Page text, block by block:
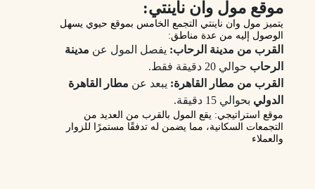
موقع مول وان ناينتي:
يتميز مول وان ناينتي التجمع الخامس بموقع حيوي يسهل
الوصول إليه من عدة مناطق:
القرب من مدينة الرحاب: يفصل المول عن مدينة
الرحاب حوالي 20 دقيقة فقط.
القرب من مطار القاهرة: يبعد عن مطار القاهرة
الدولي بحوالي 15 دقيقة.
موقع استراتيجي: يقع المول بالقرب من العديد من
التجمعات السكانية، مما يضمن له تدفقًا مستمرًا للزوار
والعملاء